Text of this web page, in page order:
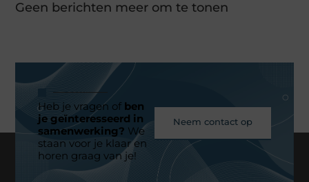
Geen berichten meer om te tonen
Heb je vragen ofben
je geïnteresseerd in
samenwerking? We
staan voor je klaar en
horen graag van je!
Neem contact op